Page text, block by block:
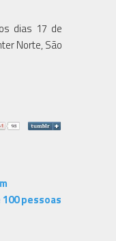
dias 17 de
Norte, São
pessoas